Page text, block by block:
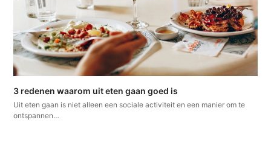
3 redenen waarom uit eten gaan goed is
Uit eten gaan is niet alleen een sociale activiteit en een manier om te
ontspannen…